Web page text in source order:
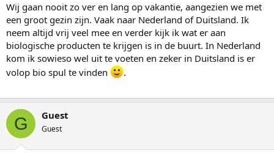
Wij gaan nooit zo ver en lang op vakantie, aangezien we met
een groot gezin zijn. Vaak naar Nederland of Duitsland. Ik
neem altijd vrij veel mee en verder kijk ik wat er aan
biologische producten te krijgen is in de buurt. In Nederland
kom ik sowieso wel uit te voeten en zeker in Duitsland is er
volop bio spul te vinden
.
G Guest
Guest